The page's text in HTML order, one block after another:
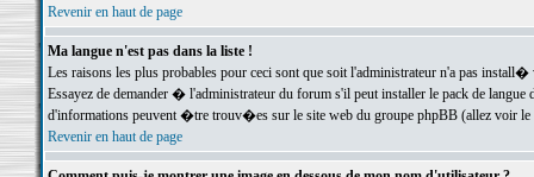
Revenir en haut de page
Ma langue n'est pas dans la liste !
Les raisons les plus probables pour ceci sont que soit l'administrateur n'a pas
Essayez de demander � l'administrateur du forum s'il peut installer le pack de
d'informations peuvent �tre trouv�es sur le site web du groupe phpBB (allez voir le
Revenir en haut de page